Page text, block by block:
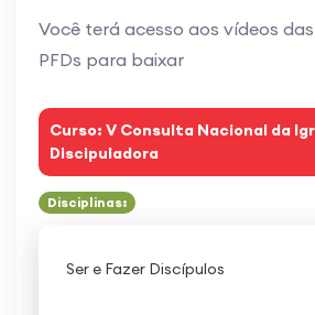
Você terá acesso aos vídeos
PFDs para baixar
Curso: V Consulta Nacional da
Discipuladora
Disciplinas:
Ser e Fazer Discípulos